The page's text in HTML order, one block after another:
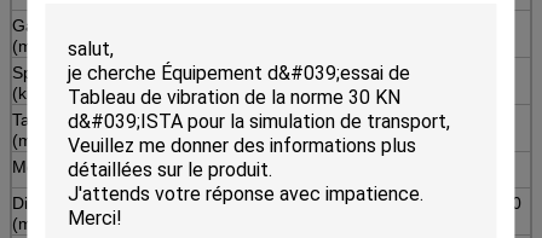
Gamme de taille de baisse
(millimètres)
Spécimen max.weight
(kilogramme)
85
Taille maximale de spécimen
(millimètres)
800*800*800 800*800*800
Mode de baisse
Dimension de machine
(millimètres)
1500*1000*2150 1700*1200*2750